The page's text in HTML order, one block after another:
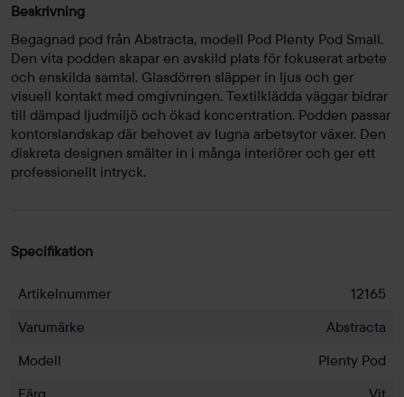
Beskrivning
Begagnad pod från Abstracta, modell Pod Plenty Pod Small.
Den vita podden skapar en avskild plats för fokuserat arbete
och enskilda samtal. Glasdörren släpper in ljus och ger
visuell kontakt med omgivningen. Textilklädda väggar bidrar
till dämpad ljudmiljö och ökad koncentration. Podden passar
kontorslandskap där behovet av lugna arbetsytor växer. Den
diskreta designen smälter in i många interiörer och ger ett
professionellt intryck.
Specifikation
Artikelnummer
12165
Varumärke
Abstracta
Modell
Plenty Pod
Färg
Vit